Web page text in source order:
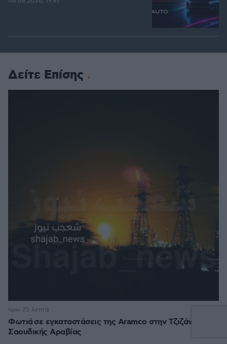
Δείτε Επίσης
Φωτιά σε εγκαταστάσεις της Aramco στην Τζιζάν της
Σαουδικής Αραβίας
πριν 25 λεπτά